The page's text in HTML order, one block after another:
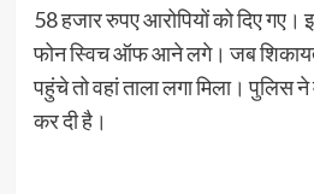
58 हजार रुपए आरोपियों को दिए गए।
फोन स्विच ऑफ आने लगे। जब
पहुंचे तो वहां ताला लगा मिला। पुलिस
कर दी है।